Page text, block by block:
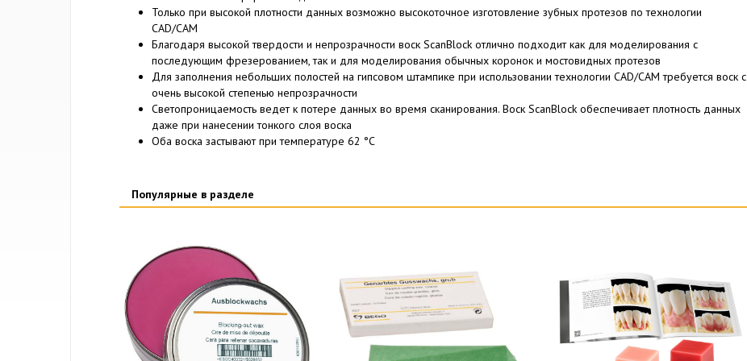
Только при высокой плотности данных возможно высокоточное изготовление зубных протезов по технологии
CAD/CAM
Благодаря высокой твердости и непрозрачности воск ScanBlock отлично подходит как для моделирования с
последующим фрезерованием, так и для моделирования обычных коронок и мостовидных протезов
Для заполнения небольших полостей на гипсовом штампике при использовании технологии CAD/CAM требуется воск с
очень высокой степенью непрозрачности
Светопроницаемость ведет к потере данных во время сканирования. Воск ScanBlock обеспечивает плотность данных
даже при нанесении тонкого слоя воска
Оба воска застывают при температуре 62 °C
Популярные в разделе